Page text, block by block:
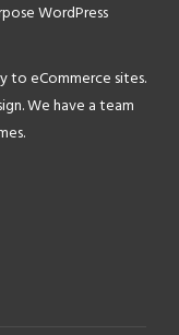
WordPress
to eCommerce sites.
We have a team